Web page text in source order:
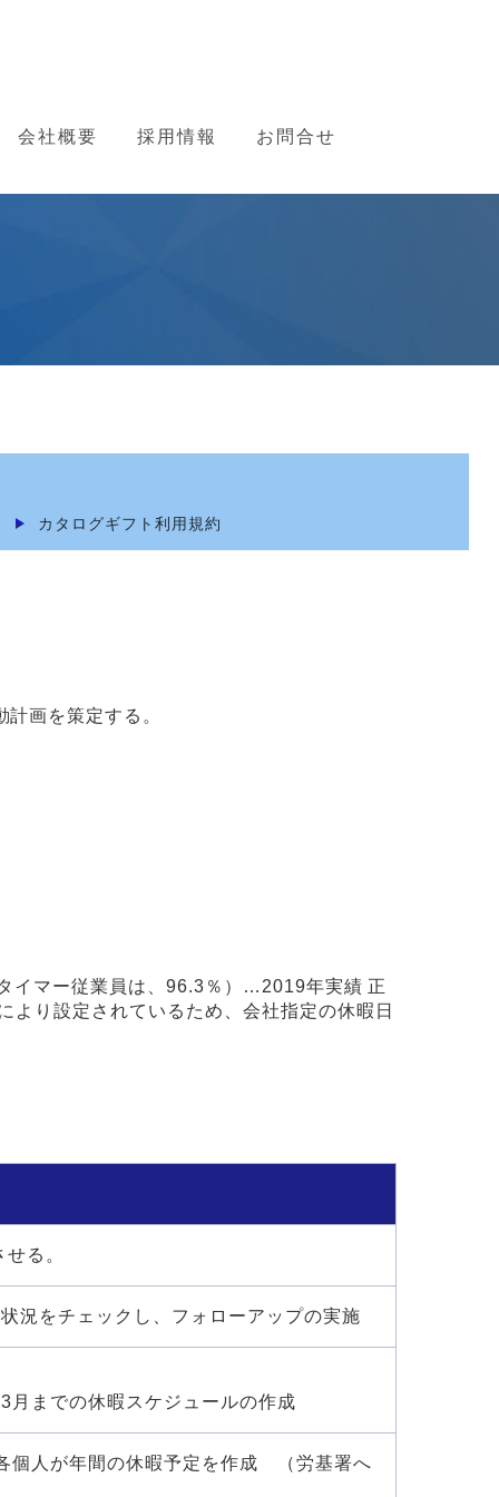
会社概要 採用情報 お問合せ
カタログギフト利用規約
画を策定する。
イマー従業員は、96.3％）…2019年実績 正
より設定されているため、会社指定の休暇日
る。
況をチェックし、フォローアップの実施
月までの休暇スケジュールの作成
個人が年間の休暇予定を作成 （労基署へ